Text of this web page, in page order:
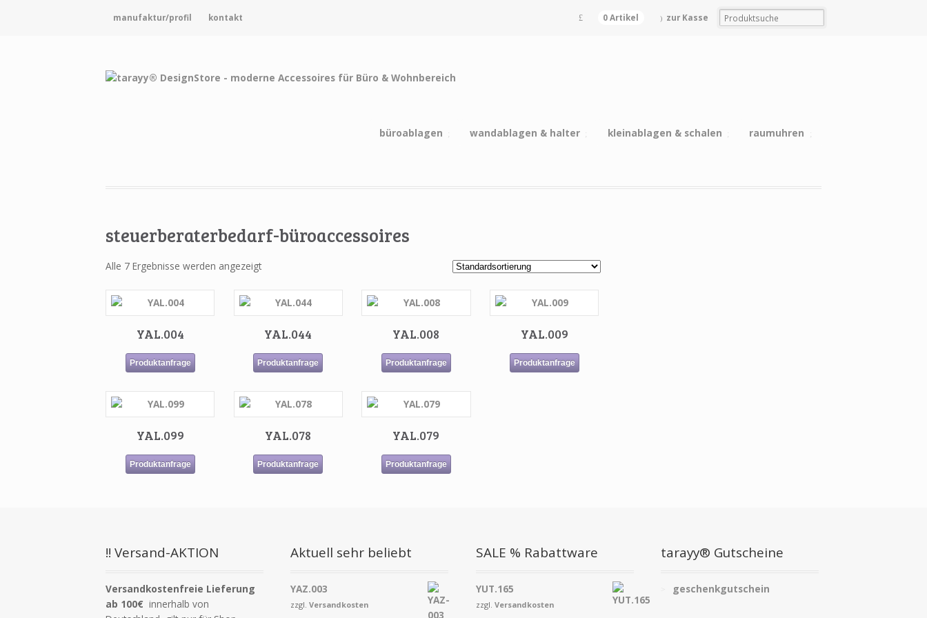
manufaktur/profil kontakt 0 Artikel zur Kasse
büroablagen wandablagen & halter kleinablagen & schalen raumuhren
steuerberaterbedarf-büroaccessoires
Alle 7 Ergebnisse werden angezeigt
YAL.004
Produktanfrage
YAL.044
Produktanfrage
YAL.008
Produktanfrage
YAL.009
Produktanfrage
YAL.099
Produktanfrage
YAL.078
Produktanfrage
YAL.079
Produktanfrage
!! Versand-AKTION
Versandkostenfreie Lieferung
ab 100€ innerhalb von
Aktuell sehr beliebt
YAZ.003
zzgl.Versandkosten
SALE % Rabattware
YUT.165
zzgl. Versandkosten
tarayy® Gutscheine
geschenkgutschein